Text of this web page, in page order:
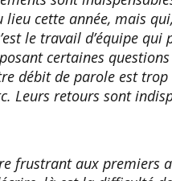
lieu cette année, mais
le travail d’équipe
certaines
débit de parole est
Leurs retours sont
frustrant aux premiers